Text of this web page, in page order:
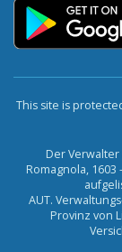
This site is
Der
Romagnola, 1603
AUT.
Provinz von